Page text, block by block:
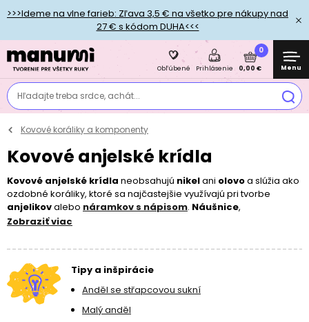
>>>Ideme na vlne farieb: Zľava 3,5 € na všetko pre nákupy nad
27 € s kódom DUHA<<<
Hľadajte treba srdce, achát...
Obľúbené Prihlásenie
0
0,00 € Menu
Kovové koráliky a komponenty
Kovové anjelské krídla
Kovové anjelské krídla neobsahujú nikelani olovoa slúžia ako
ozdobné koráliky, ktoré sa najčastejšie využívajú pri tvorbe
anjelikovalebo náramkov s nápisom. Náušnice,
náhrdelníkyalebo
perličkualebokaplík, potom anjelské krídla, a nakoniecmenší
tvorenie môžete vyberať aj zozmesí kovových korálikov
Zobraziť viac
Tipy a inšpirácie
Anděl se střapcovou sukní
Malý anděl